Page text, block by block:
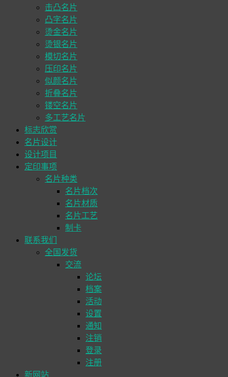
击凸名片
凸字名片
烫金名片
烫银名片
模切名片
压印名片
似颜名片
折叠名片
镂空名片
多工艺名片
标志欣赏
名片设计
设计项目
定印事项
名片种类
名片档次
名片材质
名片工艺
制卡
联系我们
全国发货
交流
论坛
档案
活动
设置
通知
注销
登录
注册
新网站